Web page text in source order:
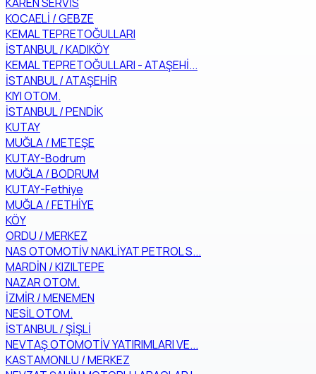
KAREN SERVİS
KOCAELİ / GEBZE
KEMAL TEPRETOĞULLARI
İSTANBUL / KADIKÖY
KEMAL TEPRETOĞULLARI - ATAŞEHİ...
İSTANBUL / ATAŞEHİR
KIYI OTOM.
İSTANBUL / PENDİK
KUTAY
MUĞLA / METEŞE
KUTAY-Bodrum
MUĞLA / BODRUM
KUTAY-Fethiye
MUĞLA / FETHİYE
KÖY
ORDU / MERKEZ
NAS OTOMOTİV NAKLİYAT PETROL S...
MARDİN / KIZILTEPE
NAZAR OTOM.
İZMİR / MENEMEN
NESİL OTOM.
İSTANBUL / ŞİŞLİ
NEVTAŞ OTOMOTİV YATIRIMLARI VE...
KASTAMONLU / MERKEZ